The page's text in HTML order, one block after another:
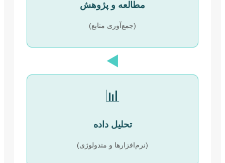
مطالعه و پژوهش
(جمع‌آوری منابع)
◀️
📊
تحلیل داده
(نرم‌افزارها و متدولوژی)